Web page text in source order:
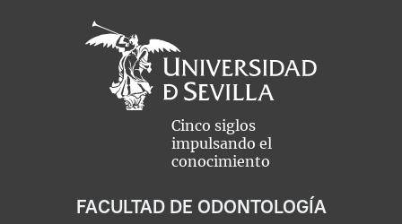
Cinco siglos
impulsando el
conocimiento
FACULTAD DE ODONTOLOGÍA